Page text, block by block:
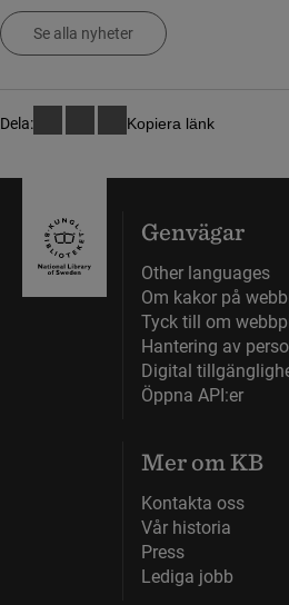
Se alla nyheter
Dela: Kopiera länk
Genvägar
Other languages
Om kakor på
Tyck till om
Hantering av
Digital
Öppna API:er
Mer om KB
Kontakta oss
Vår historia
Press
Lediga jobb